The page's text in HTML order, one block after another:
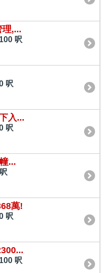
理,...
呎
呎
入...
呎
...
萬!
呎
呎